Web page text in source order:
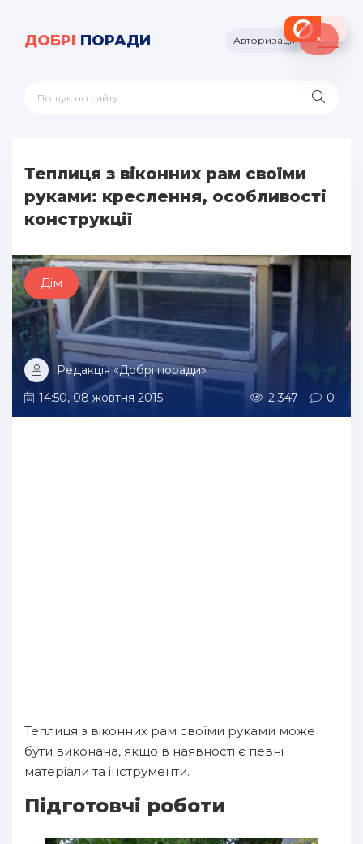
ДОБРІ ПОРАДИ Авторизація
Теплиця з віконних рам своїми
руками: креслення, особливості
конструкції
Дім
Редакція «Добрі поради»
14:50, 08 жовтня 2015
2 347 0
Теплиця з віконних рам своїми руками може
бути виконана, якщо в наявності є певні
матеріали та інструменти.
Підготовчі роботи
×